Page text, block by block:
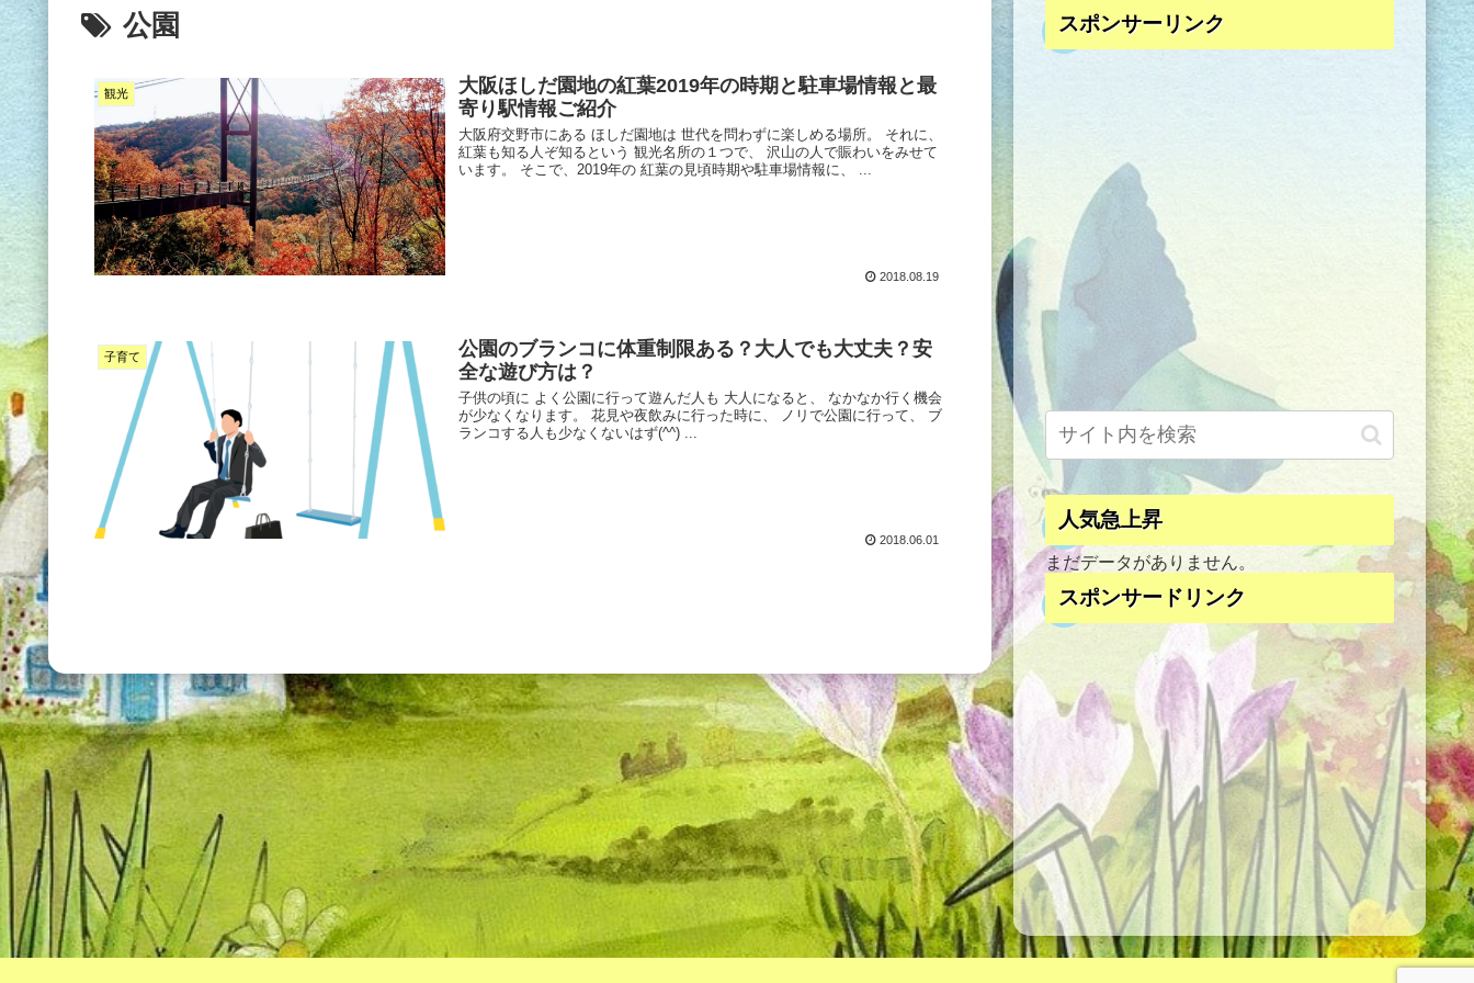
公園
観光
大阪ほしだ園地の紅葉2019年の時期と駐車場情報と最
寄り駅情報ご紹介
大阪府交野市にある ほしだ園地は 世代を問わずに楽しめる場所。 それに、
紅葉も知る人ぞ知るという 観光名所の１つで、 沢山の人で賑わいをみせて
います。 そこで、2019年の 紅葉の見頃時期や駐車場情報に、 ...
2018.08.19
子育て
公園のブランコに体重制限ある？大人でも大丈夫？安
全な遊び方は？
子供の頃に よく公園に行って遊んだ人も 大人になると、 なかなか行く機会
が少なくなります。 花見や夜飲みに行った時に、 ノリで公園に行って、 ブ
ランコする人も少なくないはず(^^) ...
2018.06.01
スポンサーリンク
人気急上昇
まだデータがありません。
スポンサードリンク